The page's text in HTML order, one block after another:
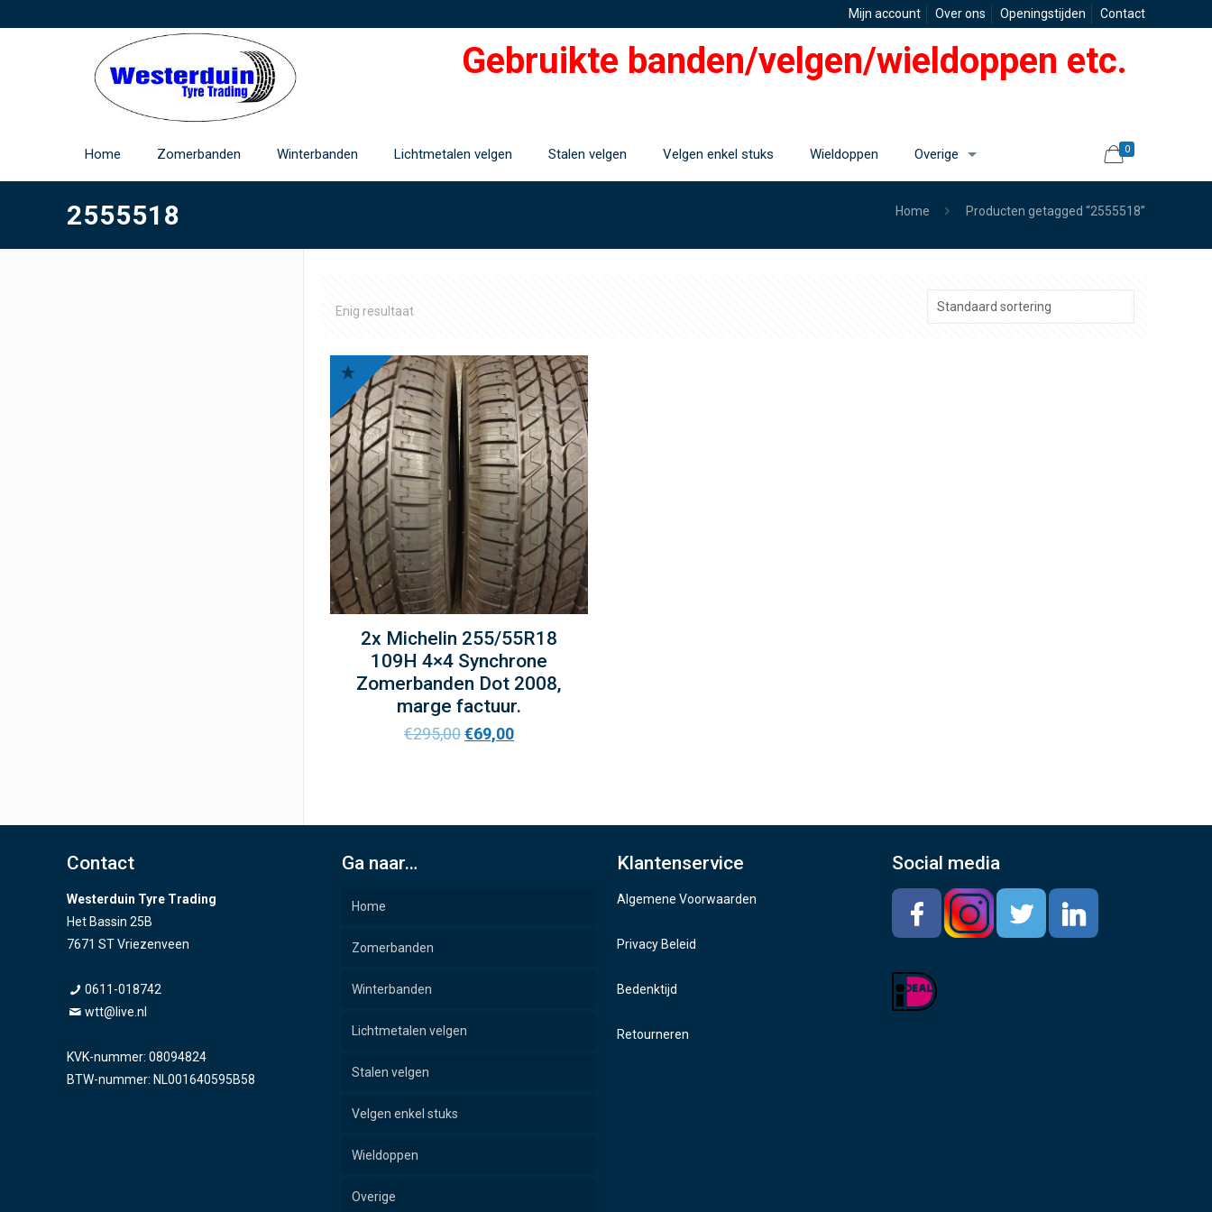
Mijn account Over ons Openingstijden Contact
Home Zomerbanden Winterbanden Lichtmetalen velgen Stalen velgen Velgen enkel stuks Wieldoppen Overige
Gebruikte banden/velgen/wieldoppen etc.
0
2555518 Home Producten getagged “2555518”
Enig resultaat
2x Michelin 255/55R18
109H 4×4 Synchrone
Zomerbanden Dot 2008,
marge factuur.
€295,00€69,00
Contact
Westerduin Tyre Trading
Het Bassin 25B
7671 ST Vriezenveen
0611-018742
wtt@live.nl
KVK-nummer: 08094824
BTW-nummer: NL001640595B58
Ga naar…
Home
Zomerbanden
Winterbanden
Lichtmetalen velgen
Stalen velgen
Velgen enkel stuks
Wieldoppen
Overige
Klantenservice
Algemene Voorwaarden
Privacy Beleid
Bedenktijd
Retourneren
Social media